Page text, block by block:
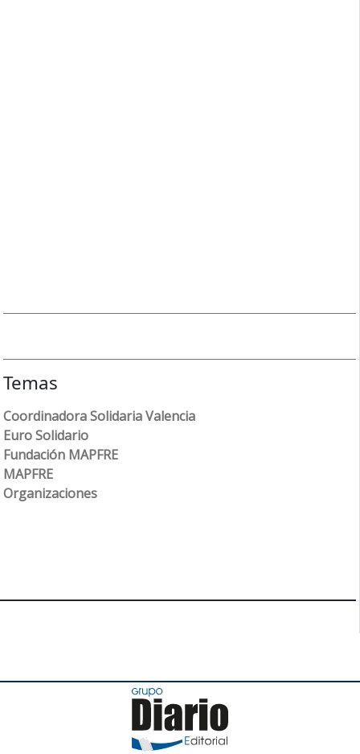
Temas
Coordinadora Solidaria Valencia
Euro Solidario
Fundación MAPFRE
MAPFRE
Organizaciones